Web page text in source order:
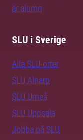
är alumn
SLU i Sverige
Alla SLU-orter
SLU Alnarp
SLU Umeå
SLU Uppsala
Jobba på SLU